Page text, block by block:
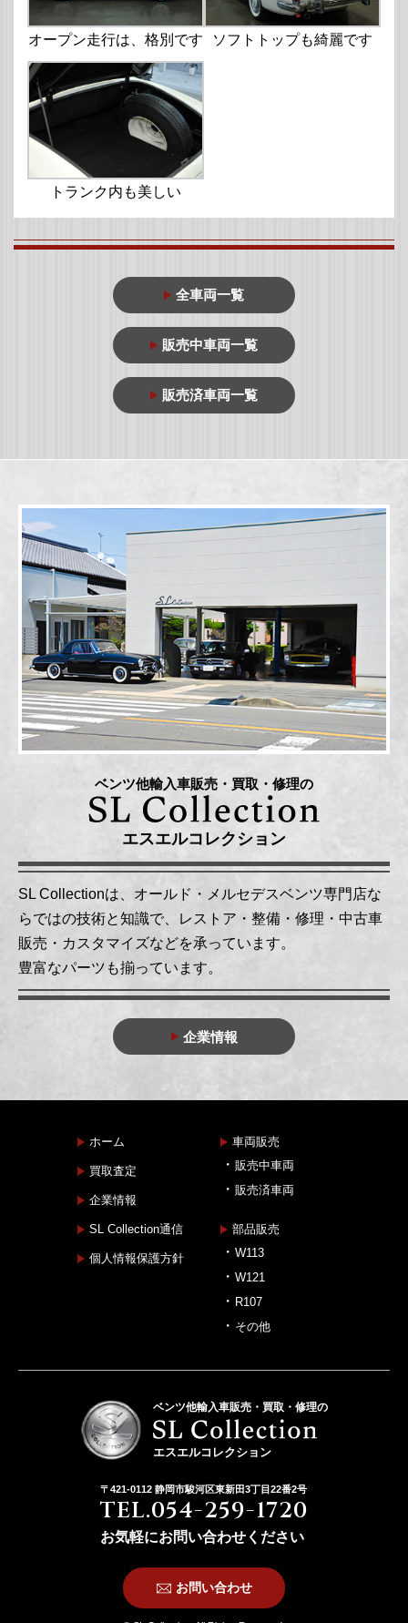
オープン走行は、格別です ソフトトップも綺麗です
トランク内も美しい
全車両一覧
販売中車両一覧
販売済車両一覧
ベンツ他輸入車販売・買取・修理の
エスエルコレクション
SL Collectionは、オールド・メルセデスベンツ専門店な
らではの技術と知識で、レストア・整備・修理・中古車
販売・カスタマイズなどを承っています。
豊富なパーツも揃っています。
企業情報
ホーム
車両販売
販売中車両
販売済車両
部品販売
W113
W121
R107
その他
買取査定
企業情報
SL Collection通信
個人情報保護方針
ベンツ他輸入車販売・買取・修理の
エスエルコレクション
〒421-0112 静岡市駿河区東新田3丁目22番2号
TEL.054-259-1720
お気軽にお問い合わせください
お問い合わせ